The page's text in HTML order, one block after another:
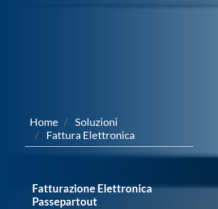
Home
Soluzioni
Fattura Elettronica
Fatturazione Elettronica
Passepartout